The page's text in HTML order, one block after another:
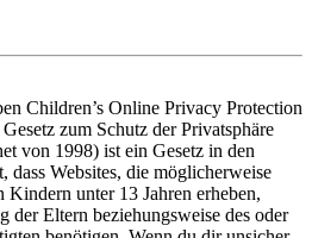
Children’s Online Privacy Protection
zum Schutz der Privatsphäre
von 1998) ist ein Gesetz in den
dass Websites, die möglicherweise
Kindern unter 13 Jahren erheben,
der Eltern beziehungsweise des oder